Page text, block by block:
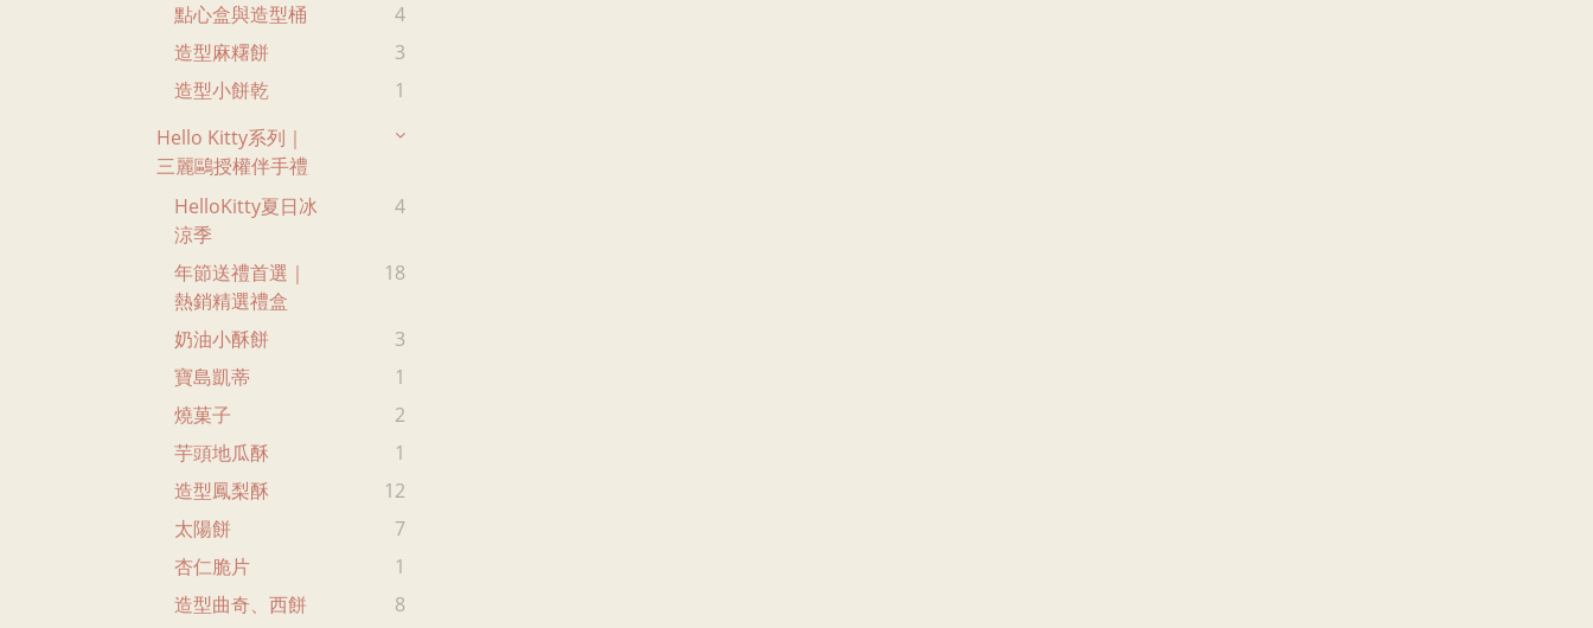
點心盒與造型桶
4
造型麻糬餅
3
造型小餅乾
1
Hello Kitty系列｜
三麗鷗授權伴手禮
HelloKitty夏日冰
涼季
4
年節送禮首選｜
熱銷精選禮盒
18
奶油小酥餅
3
寶島凱蒂
1
燒菓子
2
芋頭地瓜酥
1
造型鳳梨酥
12
太陽餅
7
杏仁脆片
1
造型曲奇、西餅
8